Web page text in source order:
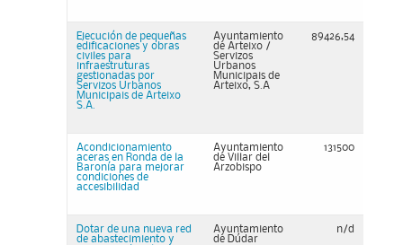
Ejecución de pequeñas
edificaciones y obras
civiles para
infraestruturas
gestionadas por
Servizos Urbanos
Municipais de Arteixo
S.A.
Ayuntamiento
de Arteixo /
Servizos
Urbanos
Municipais de
Arteixo, S.A
89426,54
Acondicionamiento
aceras en Ronda de la
Baronía para mejorar
condiciones de
accesibilidad
Ayuntamiento
de Villar del
Arzobispo
131500
Dotar de una nueva red
de abastecimiento y
Ayuntamiento
de Dúdar
n/d